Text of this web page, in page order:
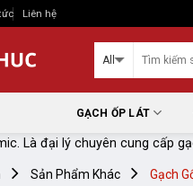
Liên hệ
GẠCH ỐP LÁT
Là đại lý chuyên cung cấp
Sản Phẩm Khác Gạch